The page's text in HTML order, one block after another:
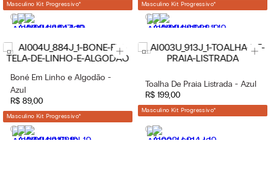
Masculino Kit Progressivo* Masculino Kit Progressivo*
Boné Em Linho e Algodão -
Azul
R$ 89,00
Masculino Kit Progressivo*
Toalha De Praia Listrada - Azul
R$ 199,00
Masculino Kit Progressivo*